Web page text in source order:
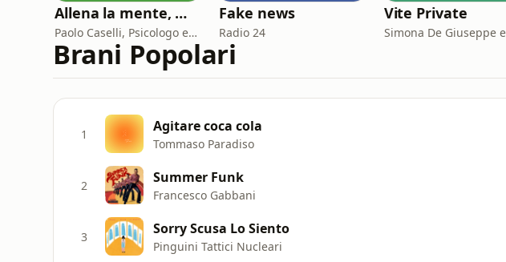
Allena la mente, migliora la tua vita. Psicologia, mental training e crescita personale
Paolo Caselli, Psicologo e Mental Trainer
Fake news
Radio 24
Vite Private
Brani Popolari
1 Agitare coca cola
Tommaso Paradiso
2 Summer Funk
Francesco Gabbani
3 Sorry Scusa Lo Siento
Pinguini Tattici Nucleari